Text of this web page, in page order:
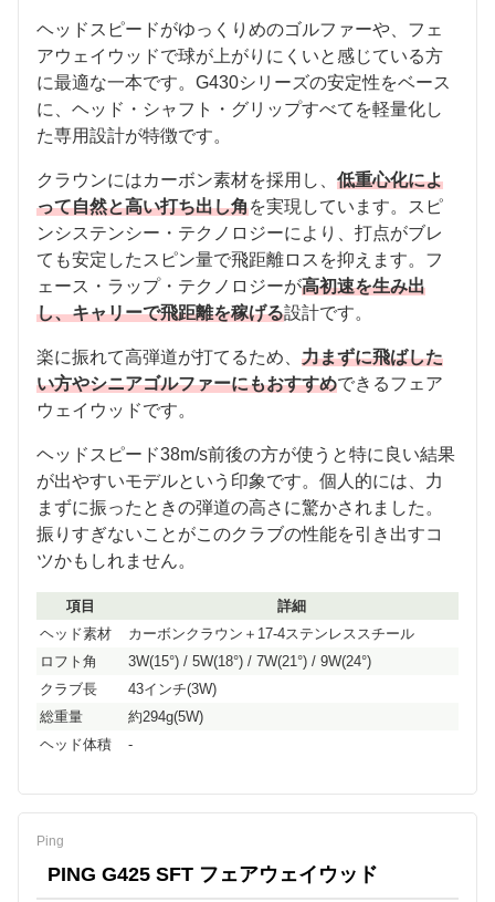
ヘッドスピードがゆっくりめのゴルファーや、フェ
アウェイウッドで球が上がりにくいと感じている方
に最適な一本です。G430シリーズの安定性をベース
に、ヘッド・シャフト・グリップすべてを軽量化し
た専用設計が特徴です。
クラウンにはカーボン素材を採用し、 低重心化によ
って自然と高い打ち出し角を実現しています。スピ
ンシステンシー・テクノロジーにより、打点がブレ
ても安定したスピン量で飛距離ロスを抑えます。フ
ェース・ラップ・テクノロジーが高初速を生み出
し、キャリーで飛距離を稼げる設計です。
楽に振れて高弾道が打てるため、 力まずに飛ばした
い方やシニアゴルファーにもおすすめできるフェア
ウェイウッドです。
ヘッドスピード38m/s前後の方が使うと特に良い結果
が出やすいモデルという印象です。個人的には、力
まずに振ったときの弾道の高さに驚かされました。
振りすぎないことがこのクラブの性能を引き出すコ
ツかもしれません。
項目
詳細
ヘッド素材
カーボンクラウン＋17-4ステンレススチール
ロフト角
3W(15°) / 5W(18°) / 7W(21°) / 9W(24°)
クラブ長
43インチ(3W)
総重量
約294g(5W)
ヘッド体積
-
Ping
PING G425 SFT フェアウェイウッド